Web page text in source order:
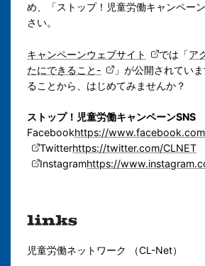
め、「ストップ！児童労働キャンペー
さい。
キャンペーンウェブサイト では「ア
たにできること-
」が公開されてい
ることから、はじめてみませんか？
ストップ！児童労働キャンペーンSNS
Facebookhttps://
Twitterhttps://twitter.com/CLNET
Instagramhttps://
児童労働ネットワーク （CL-Net）